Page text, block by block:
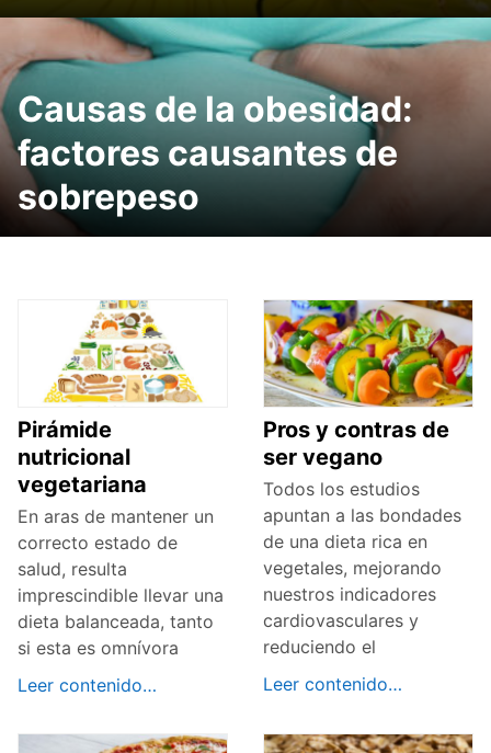
Causas de la obesidad:
factores causantes de
sobrepeso
Pirámide
nutricional
vegetariana
En aras de mantener un
correcto estado de
salud, resulta
imprescindible llevar una
dieta balanceada, tanto
si esta es omnívora
Leer contenido…
Pros y contras de
ser vegano
Todos los estudios
apuntan a las bondades
de una dieta rica en
vegetales, mejorando
nuestros indicadores
cardiovasculares y
reduciendo el
Leer contenido…